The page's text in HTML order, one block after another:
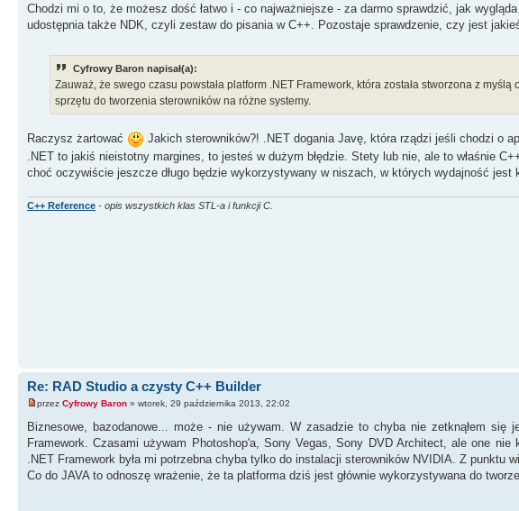
Chodzi mi o to, że możesz dość łatwo i - co najważniejsze - za darmo sprawdzić, jak
udostępnia także NDK, czyli zestaw do pisania w C++. Pozostaje sprawdzenie, czy jest
Cyfrowy Baron napisał(a):
Zauważ, że swego czasu powstała platform .NET Framework, która została stworzona z
sprzętu do tworzenia sterowników na różne systemy.
Raczysz żartować
Jakich sterowników?! .NET dogania Javę, która rządzi jeśli chodzi o
.NET to jakiś nieistotny margines, to jesteś w dużym błędzie. Stety lub nie, ale to właśnie
choć oczywiście jeszcze długo będzie wykorzystywany w niszach, w których wydajność jest
C++ Reference - opis wszystkich klas STL-a i funkcji C.
Re: RAD Studio a czysty C++ Builder
przez Cyfrowy Baron » wtorek, 29 października 2013, 22:02
Biznesowe, bazodanowe... może - nie używam. W zasadzie to chyba nie zetknąłem
Framework. Czasami używam Photoshop'a, Sony Vegas, Sony DVD Architect, ale one
.NET Framework była mi potrzebna chyba tylko do instalacji sterowników NVIDIA. Z punktu
Co do JAVA to odnoszę wrażenie, że ta platforma dziś jest głównie wykorzystywana do